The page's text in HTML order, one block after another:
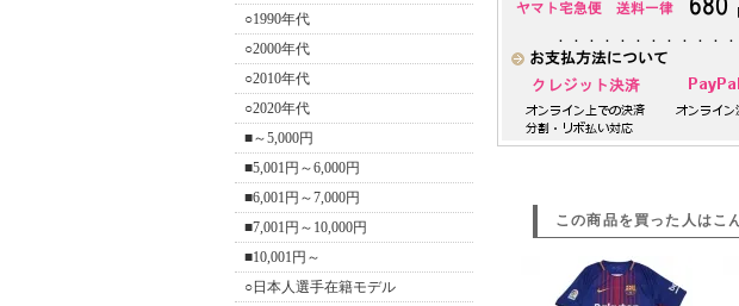
○1990年代
○2000年代
○2010年代
○2020年代
■～5,000円
■5,001円～6,000円
■6,001円～7,000円
■7,001円～10,000円
■10,001円～
○日本人選手在籍モデル
この商品を買った人はこ